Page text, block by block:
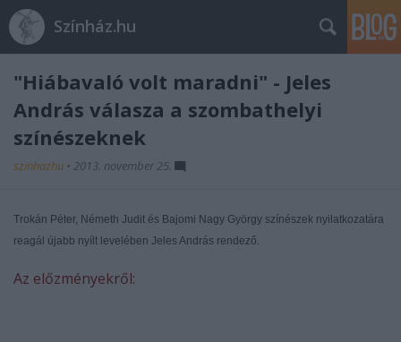
Színház.hu
"Hiábavaló volt maradni" - Jeles
András válasza a szombathelyi
színészeknek
szinhazhu • 2013. november 25.
Trokán Péter, Németh Judit és Bajomi Nagy György színészek nyilatkozatára
reagál újabb nyílt levelében Jeles András rendező.
Az előzményekről: